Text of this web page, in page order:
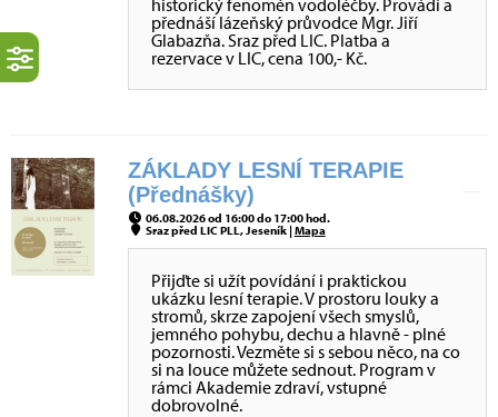
historický fenomén vodoléčby. Provádí a
přednáší lázeňský průvodce Mgr. Jiří
Glabazňa. Sraz před LIC. Platba a
rezervace v LIC, cena 100,- Kč.
ZÁKLADY LESNÍ TERAPIE
(Přednášky)
06.08.2026 od 16:00 do 17:00 hod.
Sraz před LIC PLL, Jeseník |Mapa
Přijďte si užít povídání i praktickou
ukázku lesní terapie. V prostoru louky a
stromů, skrze zapojení všech smyslů,
jemného pohybu, dechu a hlavně - plné
pozornosti. Vezměte si s sebou něco, na co
si na louce můžete sednout. Program v
rámci Akademie zdraví, vstupné
dobrovolné.